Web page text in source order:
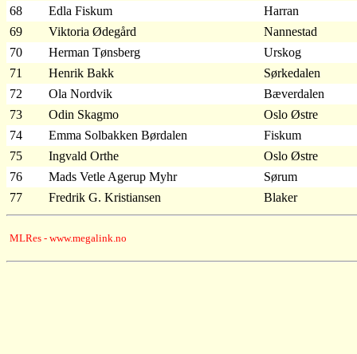
68
Edla Fiskum
Harran
69
Viktoria Ødegård
Nannestad
70
Herman Tønsberg
Urskog
71
Henrik Bakk
Sørkedalen
72
Ola Nordvik
Bæverdalen
73
Odin Skagmo
Oslo Østre
74
Emma Solbakken Børdalen
Fiskum
75
Ingvald Orthe
Oslo Østre
76
Mads Vetle Agerup Myhr
Sørum
77
Fredrik G. Kristiansen Blaker
MLRes - www.megalink.no